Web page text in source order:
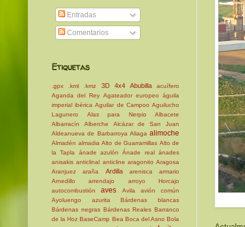
Entradas
Comentarios
Etiquetas
.gpx .kml .kmz 3D 4x4 Abubilla
acuífero
Aganda del Rey Agateador europeo
águila
imperial ibérica Aguilar de Campoo Aguilucho
Lagunero
Alas para Nerpio
Albacete
Albarracín
Alberche
Alcázar de San Juan
Aldeanueva de Barbarroya Aliaga alimoche
Almadén almadia Alto de Guarramillas Alto de
la Tapla
ánade azulón Ánade real ánades
anisakis anticlinal anticline aragonito Aragosa
Aranjuez
araña Ardilla arenisca
armario
Arnedillo
arrendajo
arroyo Horcajo
autocombustión
aves Avila
avión común
Ayoluengo
azurita
Bárdenas blancas
Bárdenas negras Bárdenas Reales Barranco
de la Hoz BaseCamp Bea Boca del Asno Bola